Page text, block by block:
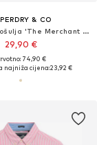
& CO
Regular Fit Košulja 'The Merchant Store'
29,90 €
74,90 €
najniža cijena:23,92 €